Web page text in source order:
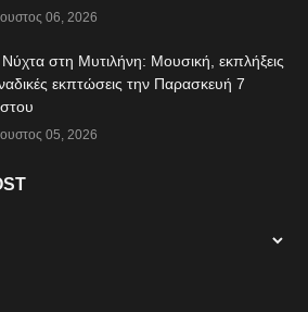
06, 2026
στη Μυτιλήνη: Μουσική, εκπλήξεις
εκπτώσεις την Παρασκευή 7
05, 2026